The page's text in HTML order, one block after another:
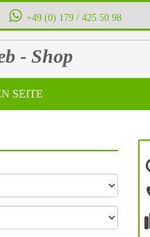
+49 (0) 179 / 425 50 98
- Shop
SEITE